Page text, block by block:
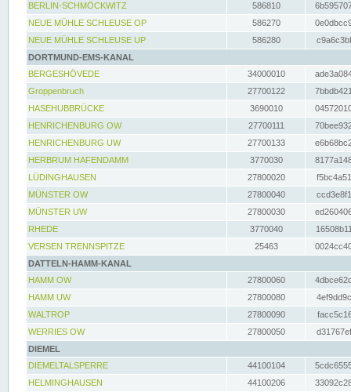
BERLIN-SCHMÖCKWITZ
586810
NEUE MÜHLE SCHLEUSE OP
586270
NEUE MÜHLE SCHLEUSE UP
586280
DORTMUND-EMS-KANAL
BERGESHÖVEDE
34000010
Groppenbruch
27700122
HASEHUBBRÜCKE
3690010
HENRICHENBURG OW
27700111
HENRICHENBURG UW
27700133
HERBRUM HAFENDAMM
3770030
LÜDINGHAUSEN
27800020
MÜNSTER OW
27800040
MÜNSTER UW
27800030
RHEDE
3770040
VERSEN TRENNSPITZE
25463
DATTELN-HAMM-KANAL
HAMM OW
27800060
HAMM UW
27800080
WALTROP
27800090
WERRIES OW
27800050
DIEMEL
DIEMELTALSPERRE
44100104
HELMINGHAUSEN
44100206